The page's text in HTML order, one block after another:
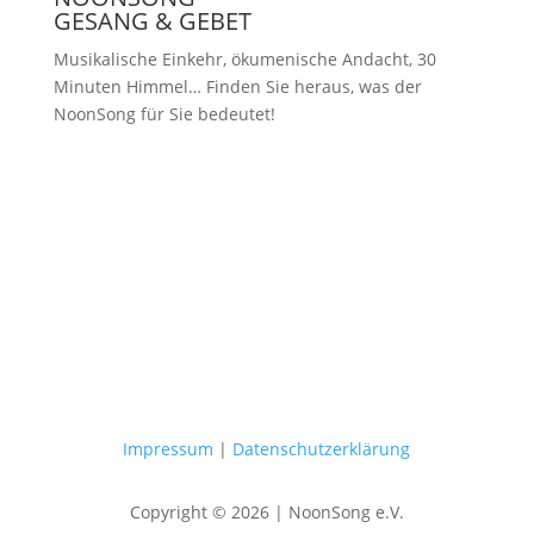
GESANG & GEBET
Musikalische Einkehr, ökumenische Andacht, 30
Minuten Himmel… Finden Sie heraus, was der
NoonSong für Sie bedeutet!
Impressum | Datenschutzerklärung
Copyright © 2026 | NoonSong e.V.